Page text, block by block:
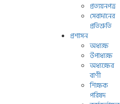
প্রত্যয়নপত্র
সেবাদানের
প্রতিশ্রুতি
প্রশাসন
অধ্যক্ষ
উপাধ্যক্ষ
অধ্যক্ষের
বাণী
শিক্ষক
পরিষদ